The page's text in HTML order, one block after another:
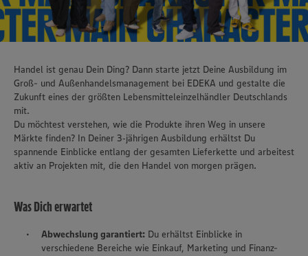
Handel ist genau Dein Ding? Dann starte jetzt Deine Ausbildung im
Groß- und Außenhandelsmanagement bei EDEKA und gestalte die
Zukunft eines der größten Lebensmitteleinzelhändler Deutschlands
mit.
Du möchtest verstehen, wie die Produkte ihren Weg in unsere
Märkte finden? In Deiner 3‑jährigen Ausbildung erhältst Du
spannende Einblicke entlang der gesamten Lieferkette und arbeitest
aktiv an Projekten mit, die den Handel von morgen prägen.
Was Dich erwartet
Abwechslung garantiert: Du erhältst Einblicke in
verschiedene Bereiche wie Einkauf, Marketing und Finanz-